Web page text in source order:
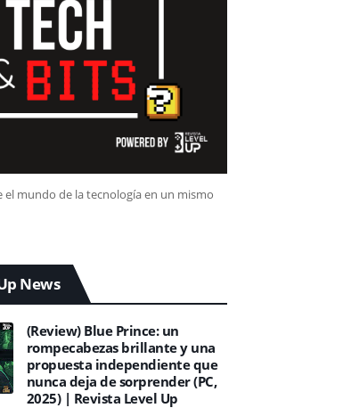
el mundo de la tecnología en un mismo
News
(Review) Blue Prince: un
rompecabezas brillante y una
propuesta independiente que
nunca deja de sorprender (PC,
2025) | Revista Level Up